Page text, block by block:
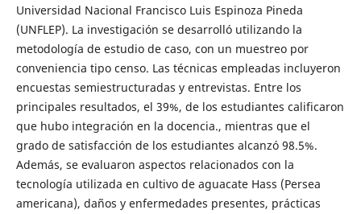
Universidad Nacional Francisco Luis Espinoza Pineda
(UNFLEP). La investigación se desarrolló utilizando la
metodología de estudio de caso, con un muestreo por
conveniencia tipo censo. Las técnicas empleadas incluyeron
encuestas semiestructuradas y entrevistas. Entre los
principales resultados, el 39%, de los estudiantes calificaron
que hubo integración en la docencia., mientras que el
grado de satisfacción de los estudiantes alcanzó 98.5%.
Además, se evaluaron aspectos relacionados con la
tecnología utilizada en cultivo de aguacate Hass (Persea
americana), daños y enfermedades presentes, prácticas